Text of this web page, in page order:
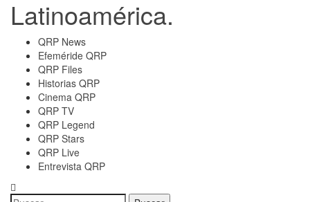
Latinoamérica.
QRP News
Efeméride QRP
QRP Files
Historias QRP
Cinema QRP
QRP TV
QRP Legend
QRP Stars
QRP Live
Entrevista QRP